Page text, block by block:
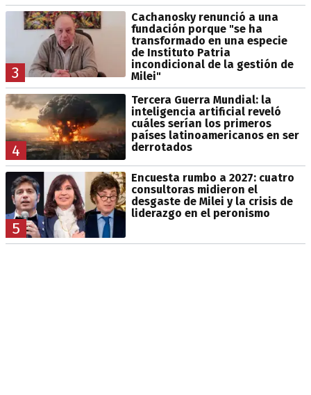
3
Cachanosky renunció a una
fundación porque "se ha
transformado en una especie
de Instituto Patria
incondicional de la gestión de
Milei"
4
Tercera Guerra Mundial: la
inteligencia artificial reveló
cuáles serían los primeros
países latinoamericanos en ser
derrotados
5
Encuesta rumbo a 2027: cuatro
consultoras midieron el
desgaste de Milei y la crisis de
liderazgo en el peronismo